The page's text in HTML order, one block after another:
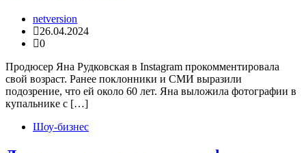
netversion
26.04.2024
0
Продюсер Яна Рудковская в Instagram прокомментировала
свой возраст. Ранее поклонники и СМИ выразили
подозрение, что ей около 60 лет. Яна выложила фотографии в
купальнике с […]
Шоу-бизнес